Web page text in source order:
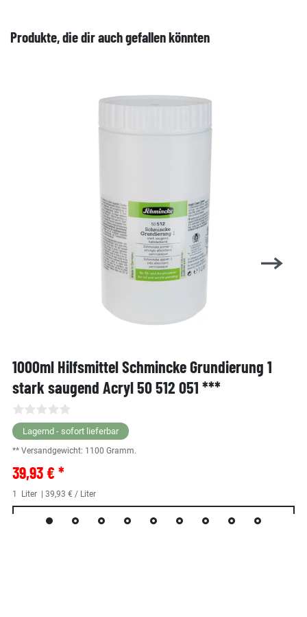
Produkte, die dir auch gefallen könnten
1000ml Hilfsmittel Schmincke Grundierung 1
stark saugend Acryl 50 512 051 ***
Lagernd - sofort lieferbar
** Versandgewicht: 1100 Gramm.
39,93 € *
1 Liter | 39,93 € / Liter